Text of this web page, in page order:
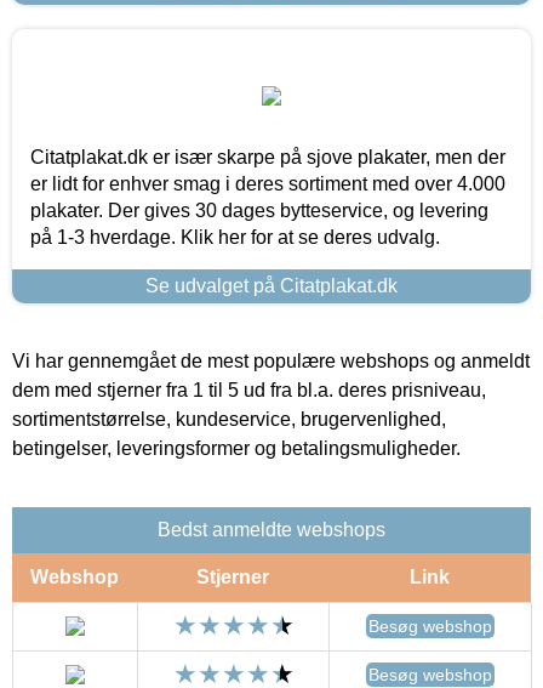
Citatplakat.dk er især skarpe på sjove plakater, men der
er lidt for enhver smag i deres sortiment med over 4.000
plakater. Der gives 30 dages bytteservice, og levering
på 1-3 hverdage. Klik her for at se deres udvalg.
Se udvalget på Citatplakat.dk
Vi har gennemgået de mest populære webshops og anmeldt
dem med stjerner fra 1 til 5 ud fra bl.a. deres prisniveau,
sortimentstørrelse, kundeservice, brugervenlighed,
betingelser, leveringsformer og betalingsmuligheder.
Bedst anmeldte webshops
Webshop Stjerner Link
Besøg webshop
Besøg webshop